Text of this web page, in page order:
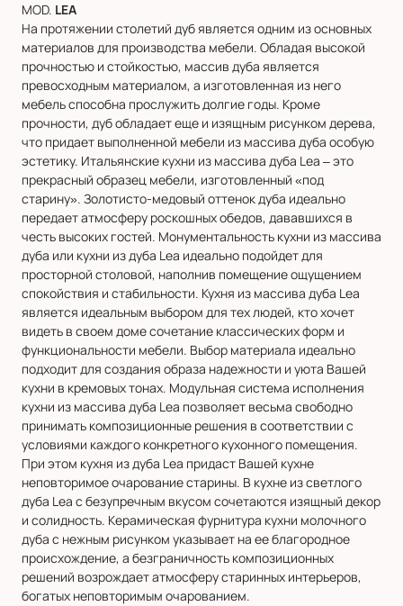
MOD. LEA
На протяжении столетий дуб является одним из основных
материалов для производства мебели. Обладая высокой
прочностью и стойкостью, массив дуба является
превосходным материалом, а изготовленная из него
мебель способна прослужить долгие годы. Кроме
прочности, дуб обладает еще и изящным рисунком дерева,
что придает выполненной мебели из массива дуба особую
эстетику. Итальянские кухни из массива дуба Lea – это
прекрасный образец мебели, изготовленный «под
старину». Золотисто-медовый оттенок дуба идеально
передает атмосферу роскошных обедов, дававшихся в
честь высоких гостей. Монументальность кухни из массива
дуба или кухни из дуба Lea идеально подойдет для
просторной столовой, наполнив помещение ощущением
спокойствия и стабильности. Кухня из массива дуба Lea
является идеальным выбором для тех людей, кто хочет
видеть в своем доме сочетание классических форм и
функциональности мебели. Выбор материала идеально
подходит для создания образа надежности и уюта Вашей
кухни в кремовых тонах. Модульная система исполнения
кухни из массива дуба Lea позволяет весьма свободно
принимать композиционные решения в соответствии с
условиями каждого конкретного кухонного помещения.
При этом кухня из дуба Lea придаст Вашей кухне
неповторимое очарование старины. В кухне из светлого
дуба Lea с безупречным вкусом сочетаются изящный декор
и солидность. Керамическая фурнитура кухни молочного
дуба с нежным рисунком указывает на ее благородное
происхождение, а безграничность композиционных
решений возрождает атмосферу старинных интерьеров,
богатых неповторимым очарованием.